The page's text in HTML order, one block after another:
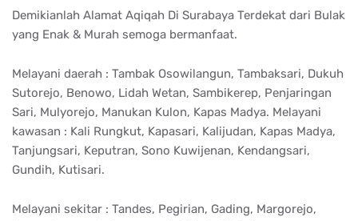
Demikianlah Alamat Aqiqah Di Surabaya Terdekat dari Bulak
yang Enak & Murah semoga bermanfaat.
Melayani daerah : Tambak Osowilangun, Tambaksari, Dukuh
Sutorejo, Benowo, Lidah Wetan, Sambikerep, Penjaringan
Sari, Mulyorejo, Manukan Kulon, Kapas Madya. Melayani
kawasan : Kali Rungkut, Kapasari, Kalijudan, Kapas Madya,
Tanjungsari, Keputran, Sono Kuwijenan, Kendangsari,
Gundih, Kutisari.
Melayani sekitar : Tandes, Pegirian, Gading, Margorejo,